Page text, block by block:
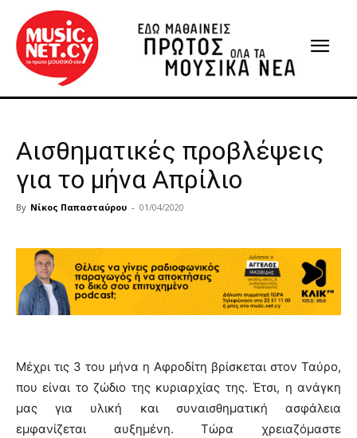
Αισθηματικές προβλέψεις
για το μήνα Απρίλιο
By Νίκος Παπασταύρου - 01/04/2020
Μέχρι τις 3 του μήνα η Αφροδίτη βρίσκεται στον Ταύρο,
που είναι το ζώδιο της κυριαρχίας της. Έτσι, η ανάγκη
μας για υλική και συναισθηματική ασφάλεια
εμφανίζεται αυξημένη. Τώρα χρειαζόμαστε